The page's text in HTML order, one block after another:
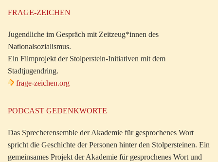
FRAGE-ZEICHEN
Jugendliche im Gespräch mit Zeitzeug*innen des
Nationalsozialismus.
Ein Filmprojekt der Stolperstein-Initiativen mit dem
Stadtjugendring.
frage-zeichen.org
PODCAST GEDENKWORTE
Das Sprecherensemble der Akademie für gesprochenes Wort
spricht die Geschichte der Personen hinter den Stolpersteinen. Ein
gemeinsames Projekt der Akademie für gesprochenes Wort und